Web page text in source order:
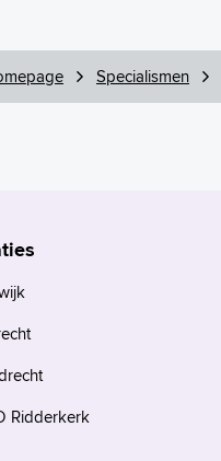
Specialismen
Ridderkerk